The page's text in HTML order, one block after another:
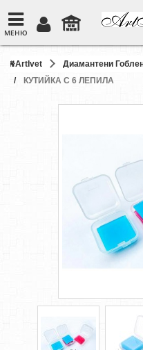
МЕНЮ
ArtIvet Диамантени
КУТИЙКА С 6 ЛЕПИЛА